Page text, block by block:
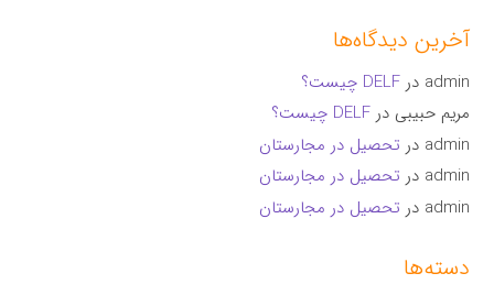
آخرین دیدگاه‌ها
admin درDELF چیست؟
مریم حبیبی درDELF چیست؟
admin در تحصیل در مجارستان
admin در تحصیل در مجارستان
admin در تحصیل در مجارستان
دسته‌ها